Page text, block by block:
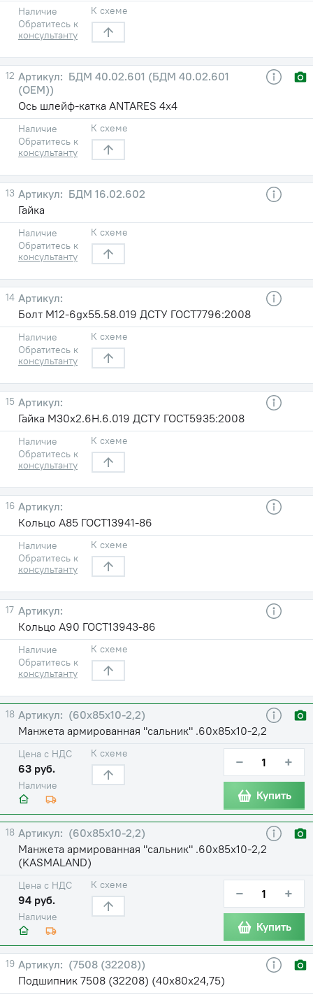
Наличие
Обратитесь к
консультанту
К схеме
12
БДМ 40.02.601 (БДМ 40.02.601
(ОЕМ))
Ось шлейф-катка ANTARES 4x4
Наличие
Обратитесь к
консультанту
К схеме
13
БДМ 16.02.602
Гайка
Наличие
Обратитесь к
консультанту
К схеме
14
Болт М12-6gx55.58.019 ДСТУ ГОСТ7796:2008
Наличие
Обратитесь к
консультанту
К схеме
15
Гайка М30х2.6Н.6.019 ДСТУ ГОСТ5935:2008
Наличие
Обратитесь к
консультанту
К схеме
16
Кольцо А85 ГОСТ13941-86
Наличие
Обратитесь к
консультанту
К схеме
17
Кольцо А90 ГОСТ13943-86
Наличие
Обратитесь к
консультанту
К схеме
18
(60х85х10-2,2)
Манжета армированная "сальник" .60х85х10-2,2
Наличие
Цена с НДС
63 руб.
К схеме − +
Купить
18
(60х85х10-2,2)
Манжета армированная "сальник" .60х85х10-2,2
(KASMALAND)
Наличие
Цена с НДС
94 руб.
К схеме − +
Купить
19
(7508 (32208))
Подшипник 7508 (32208) (40х80х24,75)